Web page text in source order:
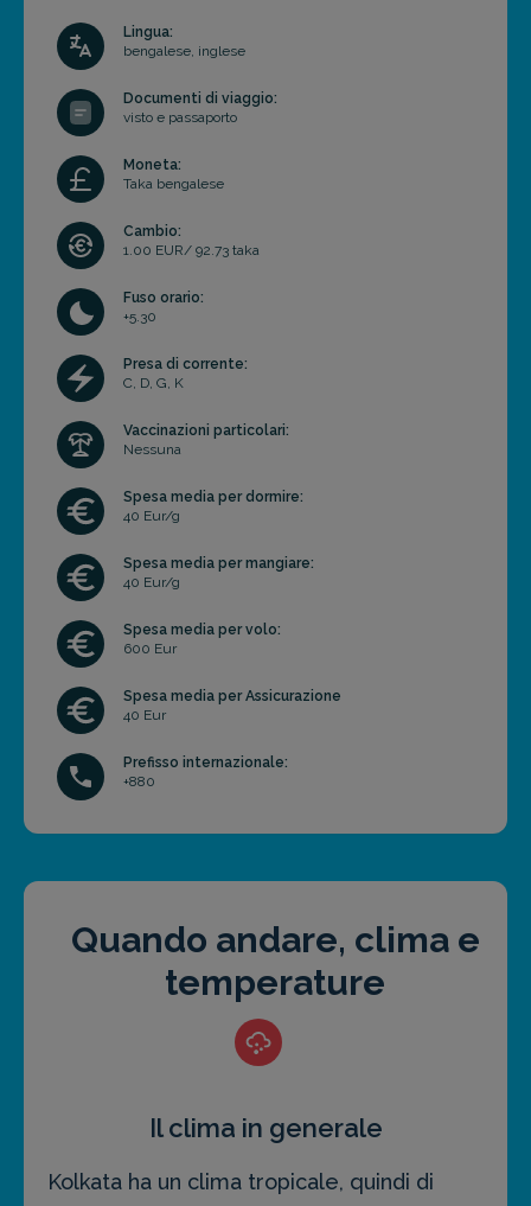
Lingua:
bengalese, inglese
Documenti di viaggio:
visto e passaporto
Moneta:
Taka bengalese
Cambio:
1.00 EUR/ 92.73 taka
Fuso orario:
+5.30
Presa di corrente:
C, D, G, K
Vaccinazioni particolari:
Nessuna
Spesa media per dormire:
40 Eur/g
Spesa media per mangiare:
40 Eur/g
Spesa media per volo:
600 Eur
Spesa media per Assicurazione
40 Eur
Prefisso internazionale:
+880
Quando andare, clima e
temperature
Il clima in generale
Kolkata ha un clima tropicale, quindi di